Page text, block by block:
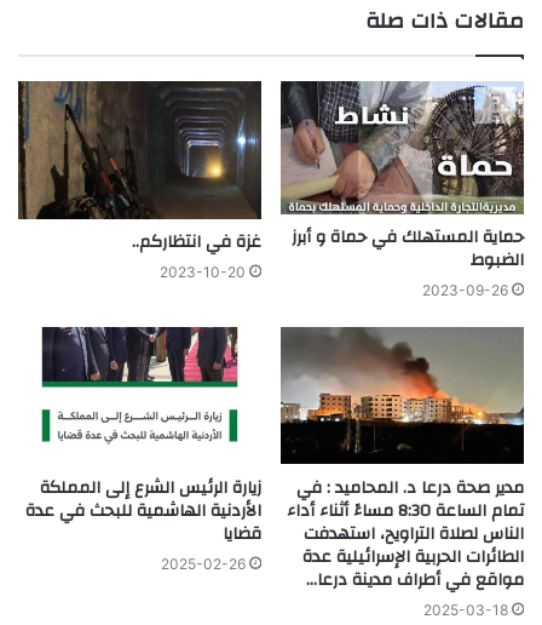
مقالات ذات صلة
حماية المستهلك في حماة و أبرز
الضبوط
2023-09-26
غزة في انتظاركم..
2023-10-20
مدير صحة درعا د. المحاميد : في
تمام الساعة 8:30 مساءً أثناء أداء
الناس لصلاة التراويح، استهدفت
الطائرات الحربية الإسرائيلية عدة
مواقع في أطراف مدينة درعا…
2025-03-18
زيارة الرئيس الشرع إلى المملكة
الأردنية الهاشمية للبحث في عدة
قضايا
2025-02-26